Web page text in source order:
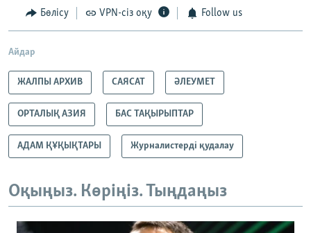
Бөлісу VPN-сіз оқу Follow us
Айдар
ЖАЛПЫ АРХИВ САЯСАТ ӘЛЕУМЕТ
ОРТАЛЫҚ АЗИЯ БАС ТАҚЫРЫПТАР
АДАМ ҚҰҚЫҚТАРЫ Журналистерді қудалау
Оқыңыз. Көріңіз. Тыңдаңыз